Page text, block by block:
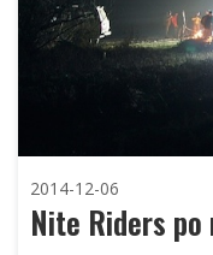
2014-12-06
Nite Riders